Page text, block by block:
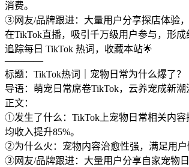
消费。
③网友/品牌跟进：大量用户分享探店体验
在TikTok直播，吸引千万级用户参与，形成
追踪每日 TikTok 热词，收藏本站🌟
————
标题：TikTok热词｜宠物日常为什么爆了？
导语：萌宠日常席卷TikTok，云养宠成新潮
正文：
①发生了什么：TikTok上宠物日常相关内容
均收入提升85%。
②为什么火：宠物内容治愈性强，满足用户
③网友/品牌跟进：大量用户分享自家宠物